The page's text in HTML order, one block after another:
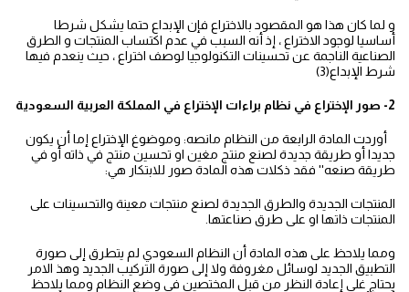
و لما كان هذا هو المقصود بالاختراع فإن الإبداع حتما يشكل شرطا
أساسيا لوجود الاختراع ، إذ أنه السبب في عدم اكتساب المنتجات و الطرق
الصناعية الناجمة عن تحسينات التكنولوجيا لوصف اختراع ، حيث ينعدم فيها
شرط الإبداع(3)
2- صور الإختراع في نظام براءات الإختراع في المملكة العربية السعودية
أوردت المادة الرابعة من النظام مانصه: وموضوغ الإختراع إما أن يكون
جديدا أو طريقة جديدة لصنع منتج مغين او تحسين منتج في ذاته أو في
طريقة صنعه'' فقد ذكلات هذه المادة صور للابتكار هي:
المنتجات الجديدة والطرق الجديدة لصنع منتجات معينة والتحسينات على
المنتجات ذاتها او على طرق صناعتها.
ومما يلاحظ على هذه المادة أن النظام السعودي لم يتطرق إلى صورة
التطبيق الجديد لوسائل مغروفة ولا إلى صورة التركيب الجديد وهذ الامر
يحتاج غلى إعادة النظر من قبل المختصين في وضع النظام ومما يلاحظ